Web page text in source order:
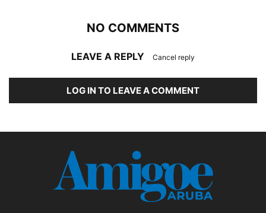
NO COMMENTS
LEAVE A REPLY Cancel reply
LOG IN TO LEAVE A COMMENT